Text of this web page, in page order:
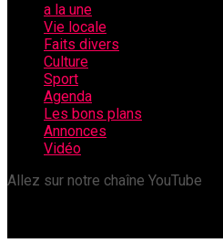
a la une
Vie locale
Faits divers
Culture
Sport
Agenda
Les bons plans
Annonces
Vidéo
Allez sur notre chaîne YouTube